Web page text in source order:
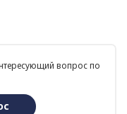
вопрос по